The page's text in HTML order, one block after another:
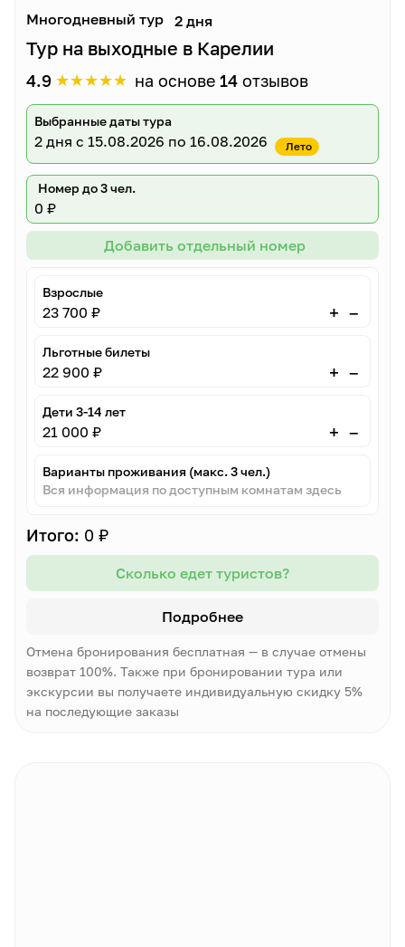
Многодневный тур 2 дня
Тур на выходные в Карелии
4.9 ★★★★★ на основе 14 отзывов
Выбранные даты тура
2 дня с 15.08.2026 по 16.08.2026 Лето
Номер до 3 чел.
0 ₽
Добавить отдельный номер
Взрослые
23 700 ₽ + –
Льготные билеты
22 900 ₽ + –
Дети 3-14 лет
21 000 ₽ + –
Варианты проживания (макс. 3 чел.)
Вся информация по доступным комнатам здесь
Итого: 0 ₽
Сколько едет туристов?
Подробнее
Отмена бронирования бесплатная — в случае отмены
возврат 100%. Также при бронировании тура или
экскурсии вы получаете индивидуальную скидку 5%
на последующие заказы